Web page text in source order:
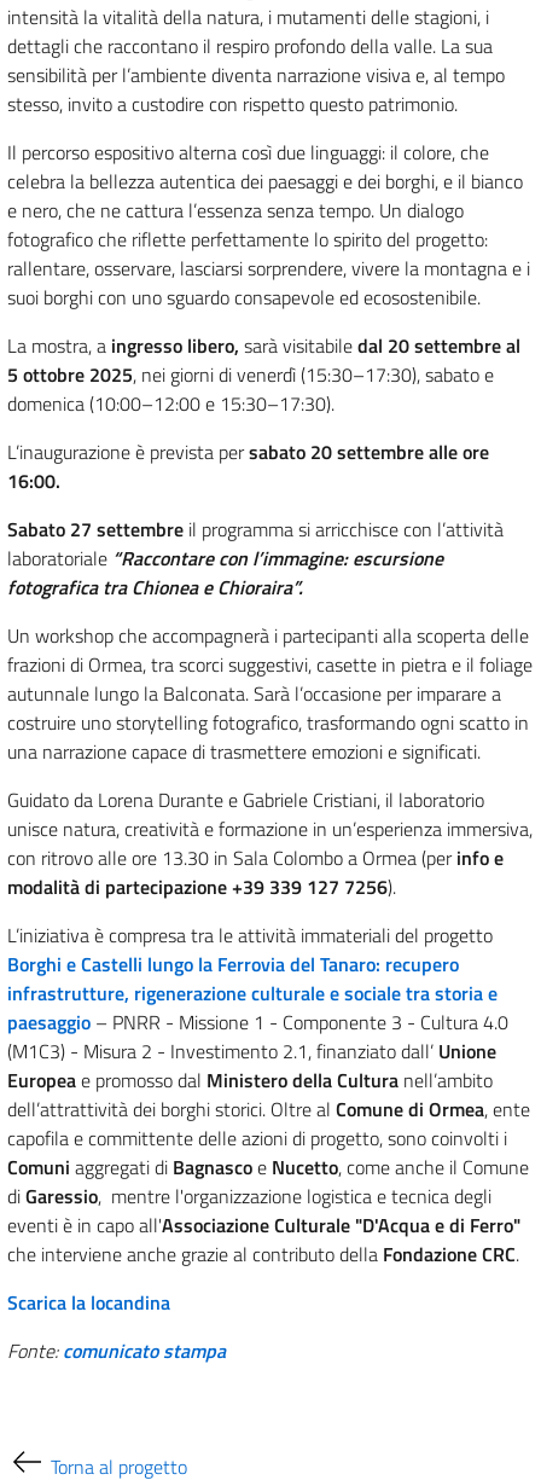
intensità la vitalità della natura, i mutamenti delle stagioni, i
dettagli che raccontano il respiro profondo della valle. La sua
sensibilità per l’ambiente diventa narrazione visiva e, al tempo
stesso, invito a custodire con rispetto questo patrimonio.
Il percorso espositivo alterna così due linguaggi: il colore, che
celebra la bellezza autentica dei paesaggi e dei borghi, e il bianco
e nero, che ne cattura l’essenza senza tempo. Un dialogo
fotografico che riflette perfettamente lo spirito del progetto:
rallentare, osservare, lasciarsi sorprendere, vivere la montagna e i
suoi borghi con uno sguardo consapevole ed ecosostenibile.
La mostra, a ingresso libero, sarà visitabiledal 20 settembre al
5 ottobre 2025, nei giorni di venerdì (15:30–17:30), sabato e
domenica (10:00–12:00 e 15:30–17:30).
L’inaugurazione è prevista persabato 20 settembre alle ore
16:00.
Sabato 27 settembre il programma si arricchisce con l’attività
laboratoriale “Raccontare con l’immagine: escursione
fotografica tra Chionea e Chioraira”.
Un workshop che accompagnerà i partecipanti alla scoperta delle
frazioni di Ormea, tra scorci suggestivi, casette in pietra e il foliage
autunnale lungo la Balconata. Sarà l’occasione per imparare a
costruire uno storytelling fotografico, trasformando ogni scatto in
una narrazione capace di trasmettere emozioni e significati.
Guidato da Lorena Durante e Gabriele Cristiani, il laboratorio
unisce natura, creatività e formazione in un’esperienza immersiva,
con ritrovo alle ore 13.30 in Sala Colombo a Ormea (perinfo e
modalità di partecipazione +39 339 127 7256).
L’iniziativa è compresa tra le attività immateriali del progetto
Borghi e Castelli lungo la Ferrovia del Tanaro: recupero
infrastrutture, rigenerazione culturale e sociale tra storia e
paesaggio – PNRR - Missione 1 - Componente 3 - Cultura 4.0
(M1C3) - Misura 2 - Investimento 2.1, finanziato dall’ Unione
Europeae promosso dal Ministero della Cultura nell’ambito
dell’attrattività dei borghi storici. Oltre al Comune di Ormea, ente
capofila e committente delle azioni di progetto, sono coinvolti i
Comuni aggregati di Bagnascoe Nucetto, come anche il Comune
diGaressio, mentre l'organizzazione logistica e tecnica degli
eventi è in capo all'Associazione Culturale "D'Acqua e di Ferro"
che interviene anche grazie al contributo della Fondazione CRC.
Scarica la locandina
Fonte:comunicato stampa
Torna al progetto